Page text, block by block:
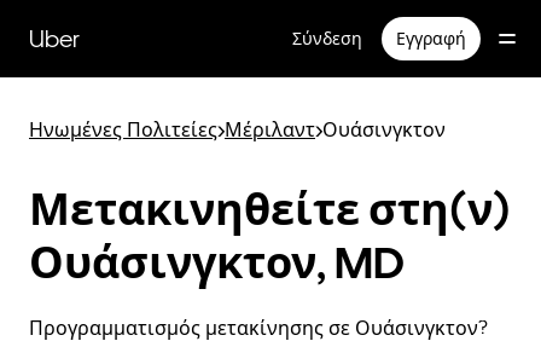
κύριο
περιεχόμενο
Uber Σύνδεση Εγγραφή
Ηνωμένες Πολιτείες>Μέριλαντ>Ουάσινγκτον
Μετακινηθείτε στη(ν)
Ουάσινγκτον, MD
Προγραμματισμός μετακίνησης σε Ουάσινγκτον?